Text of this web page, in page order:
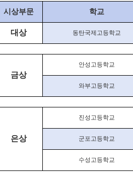
시상부문 학교
대상 동탄국제고등학교
금상
안성고등학교
와부고등학교
은상
진성고등학교
군포고등학교
수성고등학교